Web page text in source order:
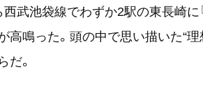
西武池袋線でわずか2駅の東長崎
高鳴った。頭の中で思い描いた“
だ。